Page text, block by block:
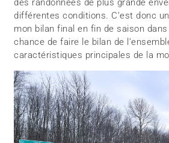
des randonnées de plus grande
différentes conditions. C’est donc
mon bilan final en fin de saison dans
chance de faire le bilan de
caractéristiques principales de la